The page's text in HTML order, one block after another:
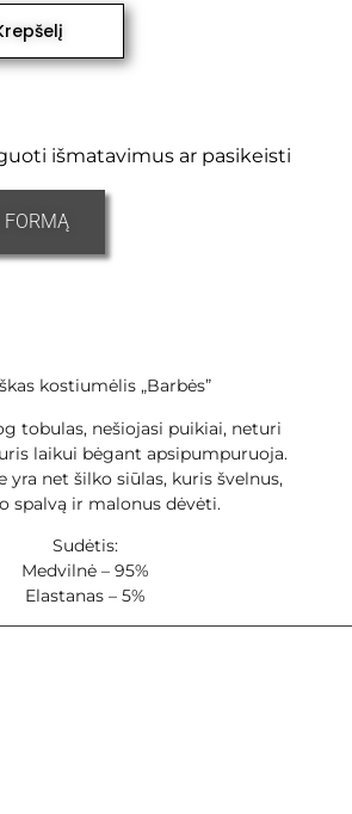
kostiumėlis „Barbės”
tobulas, nešiojasi puikiai, neturi
laikui bėgant apsipumpuruoja.
yra net šilko siūlas, kuris švelnus,
spalvą ir malonus dėvėti.
Sudėtis:
Medvilnė – 95%
Elastanas – 5%
išmatavimus ar pasikeisti
FORMĄ